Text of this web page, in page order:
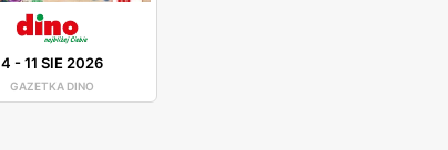
4 -11 SIE 2026
GAZETKA DINO